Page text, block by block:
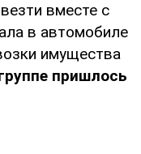
вместе с
в автомобиле
имущества
пришлось